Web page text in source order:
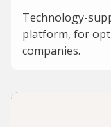
Technology-
platform, for
companies.